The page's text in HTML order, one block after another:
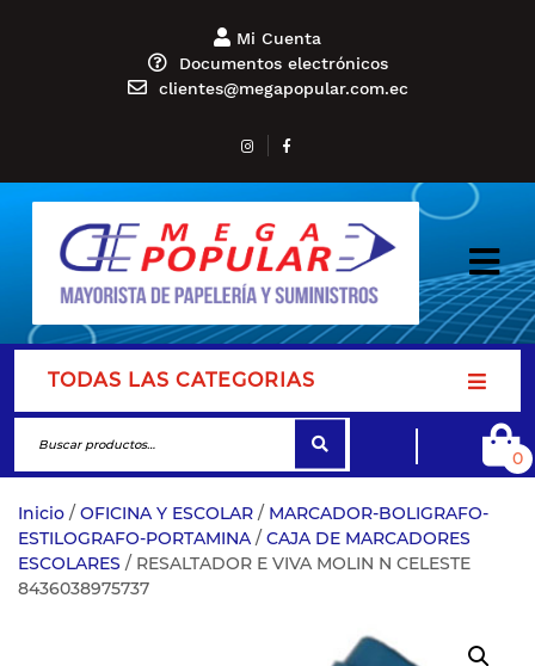
Mi Cuenta
Documentos electrónicos
clientes@megapopular.com.ec
TODAS LAS CATEGORIAS
0
Inicio / OFICINA Y ESCOLAR / MARCADOR-BOLIGRAFO-
ESTILOGRAFO-PORTAMINA / CAJA DE MARCADORES
ESCOLARES / RESALTADOR E VIVA MOLIN N CELESTE
8436038975737